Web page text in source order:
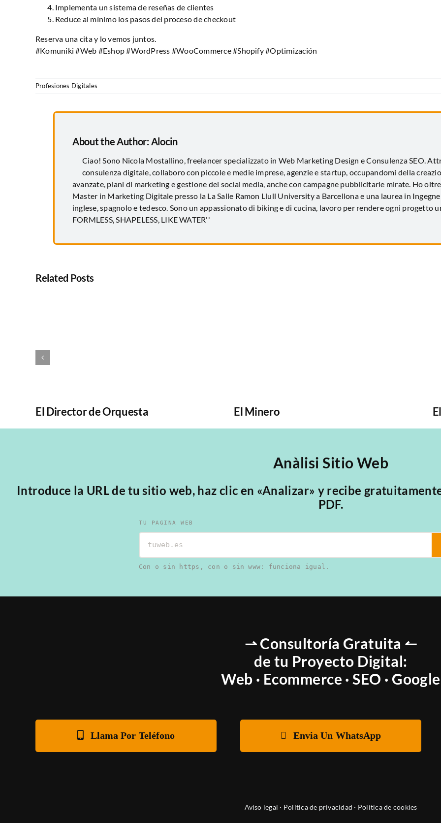
Implementa un sistema de reseñas de clientes
Reduce al mínimo los pasos del proceso de checkout
Reserva una cita y lo vemos juntos.
#Komuniki #Web #Eshop #WordPress #WooCommerce #Shopify #Optimización
Profesiones Digitales
About the Author:Alocin
Ciao! Sono Nicola Mostallino, freelancer specializzato in Web Marketing Design e Consulenza SEO.
consulenza digitale, collaboro con piccole e medie imprese, agenzie e startup, occupandomi della
avanzate, piani di marketing e gestione dei social media, anche con campagne pubblicitarie mirate. Ho
Master in Marketing Digitale presso la La Salle Ramon Llull University a Barcellona e una laurea in
inglese, spagnolo e tedesco. Sono un appassionato di biking e di cucina, lavoro per rendere ogni progetto
FORMLESS, SHAPELESS, LIKE WATER''
Related Posts
El Director de Orquesta El Minero
Anàlisi Sitio Web
Introduce la URL de tu sitio web, haz clic en «Analizar» y recibe
PDF.
TU PAGINA WEB
Con o sin https, con o sin www: funciona igual.
⇀ Consultoría Gratuita ↼
de tu Proyecto Digital:
Web · Ecommerce · SEO · Google
Llama Por Teléfono Envia Un WhatsApp
Aviso legal · Política de privacidad · Política de cookies